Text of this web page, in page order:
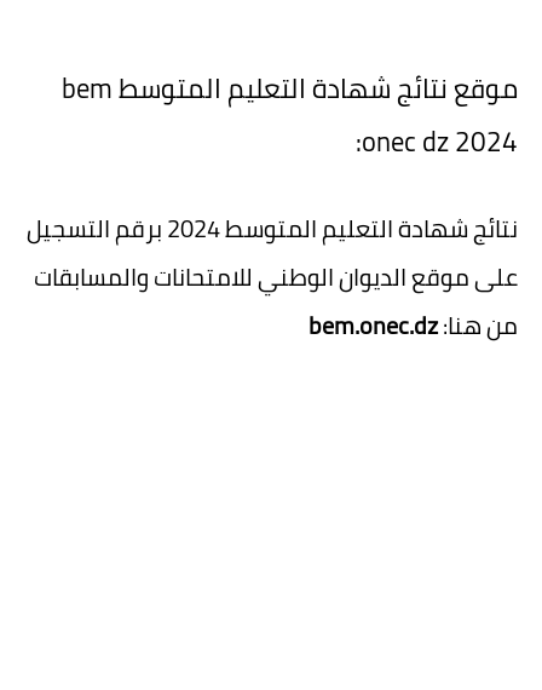
موقع نتائج شهادة التعليم المتوسط bem
onec dz 2024:
نتائج شهادة التعليم المتوسط 2024 برقم التسجيل
على موقع الديوان الوطني للامتحانات والمسابقات
من هنا: